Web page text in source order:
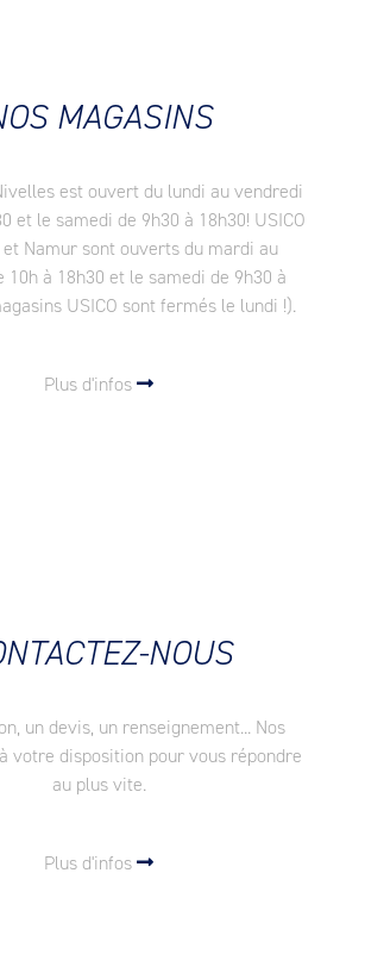
MAGASINS
est ouvert du lundi au vendredi
et le samedi de 9h30 à 18h30! USICO
Namur sont ouverts du mardi au
10h à 18h30 et le samedi de 9h30 à
USICO sont fermés le lundi !).
Plus d'infos
NOUS
un devis, un renseignement... Nos
votre disposition pour vous répondre
au plus vite.
Plus d'infos